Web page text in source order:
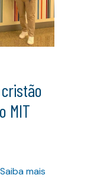
MIT
Saiba mais